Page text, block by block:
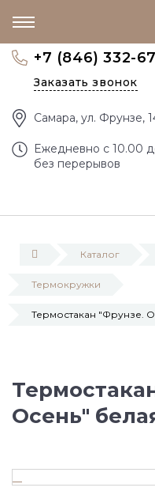
+7 (846) 332-
Заказать звонок
Самара, ул. Фрунзе,
Eжедневно с 10.00
без перерывов
Каталог
Термокружки
Термостакан "Фрунзе.
Осень"